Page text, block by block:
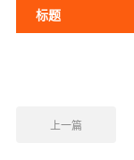
标题
上一篇